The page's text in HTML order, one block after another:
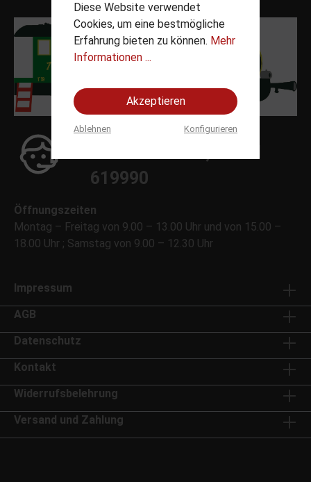
Telefon:
619990
Öffnungszeiten
Montag – Freitag von 9.00 – 13.00 Uhr und von 15.00 –
18.00 Uhr ; Samstag von 9.00 – 12.30 Uhr
Impressum
AGB
Datenschutz
Kontakt
Widerrufsbelehrung
Versand und Zahlung
Diese Website verwendet
Cookies, um eine bestmögliche
Erfahrung bieten zu können. Mehr
Informationen ...
Akzeptieren
Ablehnen Konfigurieren